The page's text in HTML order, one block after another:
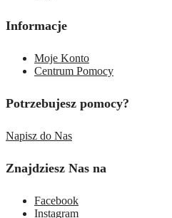
Informacje
Moje Konto
Centrum Pomocy
Potrzebujesz pomocy?
Napisz do Nas
Znajdziesz Nas na
Facebook
Instagram